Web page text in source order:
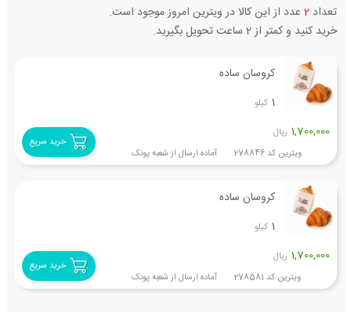
تعداد 2 عدد از این کالا در ویترین امروز موجود است.
خرید کنید و کمتر از 2 ساعت تحویل بگیرید.
کروسان ساده
1 کیلو
1,700,000 ریال
خرید سریع
ویترین کد 278846 آماده ارسال از شعبه پونک
کروسان ساده
1 کیلو
1,700,000 ریال
خرید سریع
ویترین کد 278581 آماده ارسال از شعبه پونک